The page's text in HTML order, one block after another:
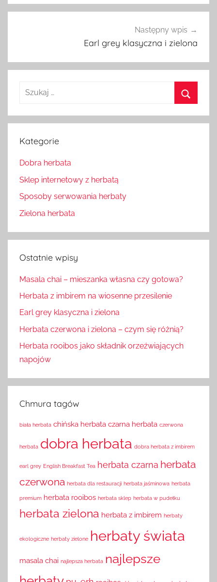
Następny wpis
Earl grey klasyczna i zielona
Szukaj:
Kategorie
Dobra herbata
Sklep internetowy z herbatą
Sposoby serwowania herbaty
Zielona herbata
Ostatnie wpisy
Masala chai – mieszanka własna czy gotowa?
Herbata z imbirem na wiosenne przesilenie
Earl grey klasyczna i zielona
Herbata czerwona i zielona – czym się różnią?
Herbata rooibos jako składnik orzeźwiających
napojów
Chmura tagów
biała herbata chińska herbata czarna herbata czerwona
herbata dobra herbata dobra herbata z imbirem
earl grey English Breakfast Tea herbata czarna herbata
czerwona herbata dla restauracji herbata jaśminowa herbata
premium herbata rooibos herbata sklep herbata w pudełku
herbata zielona herbata z imbirem herbaty
ekologiczne herbaty zielone herbaty świata
masala chai najlepsza herbata najlepsze